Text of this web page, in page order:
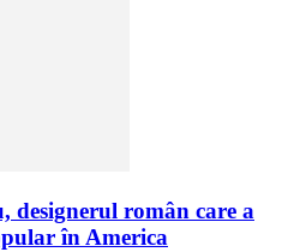
designerul român care a
în America